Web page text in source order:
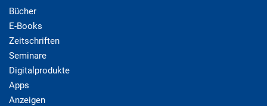
Bücher
E-Books
Zeitschriften
Seminare
Digitalprodukte
Apps
Anzeigen